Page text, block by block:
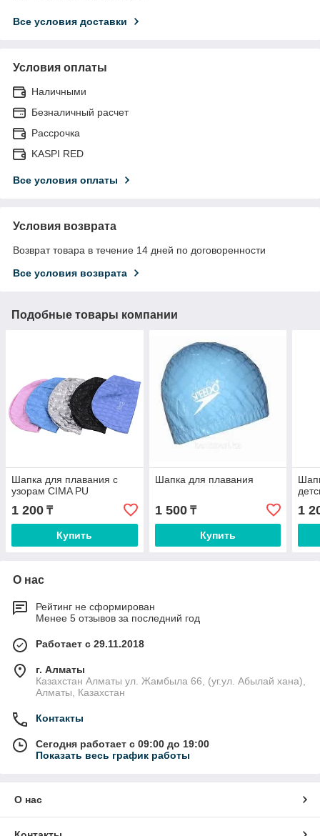
Все условия доставки
Условия оплаты
Наличными
Безналичный расчет
Рассрочка
KASPI RED
Все условия оплаты
Условия возврата
Возврат товара в течение 14 дней по договоренности
Все условия возврата
Подобные товары компании
Шапка для плавания c
узорам CIMA PU
1 200 ₸
Купить
Шапка для плавания
1 500₸
Купить
1
О нас
Рейтинг не сформирован
Менее 5 отзывов за последний год
Работает с 29.11.2018
г. Алматы
Казахстан Алматы ул. Жамбыла 66, (уг.ул. Абылай хана),
Алматы, Казахстан
Контакты
Сегодня работает с 09:00 до 19:00
Показать весь график работы
О нас